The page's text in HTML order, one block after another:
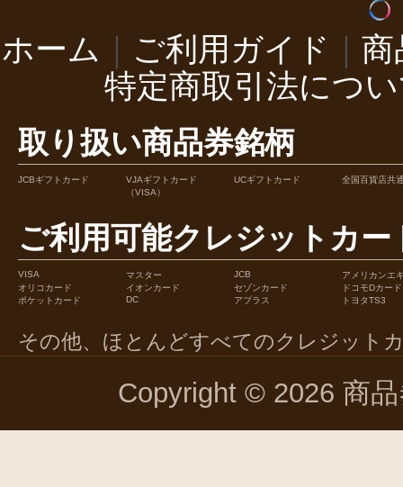
ホーム ご利用ガイド
商
特定商取引法につ
取り扱い商品券銘柄
JCBギフトカード
VJAギフトカード
（VISA）
UCギフトカード 全国百貨店共
ご利用可能クレジットカー
VISA マスター JCB
アメリカンエ
オリコカード
イオンカード セゾンカード
ドコモDカード
ポケットカード
DC アプラス トヨタTS3
その他、ほとんどすべてのクレジット
Copyright © 2026 商